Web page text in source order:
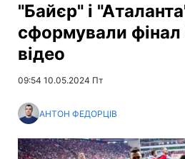
"Байєр" і
сформували фінал
відео
09:54 10.05.2024 Пт
АНТОН ФЕДОРЦІВ